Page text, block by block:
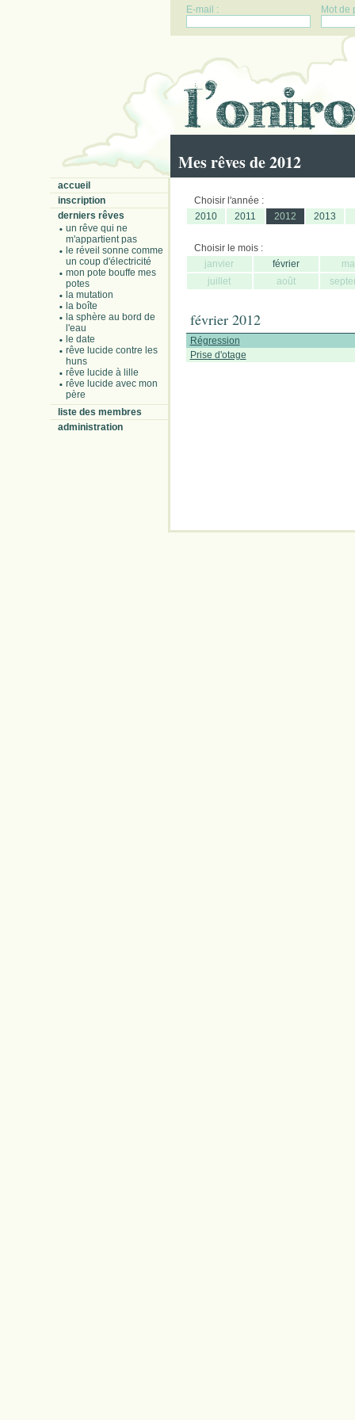
E-mail : Mot de
Mes rêves de 2012
accueil
inscription
derniers rêves
un rêve qui ne
m'appartient pas
le réveil sonne comme
un coup d'électricité
mon pote bouffe mes
potes
la mutation
la boîte
la sphère au bord de
l'eau
le date
rêve lucide contre les
huns
rêve lucide à lille
rêve lucide avec mon
père
liste des membres
administration
Choisir l'année :
2010
2011 2012 2013
Choisir le mois :
janvier
février
juillet
août
février 2012
Régression
Prise d'otage